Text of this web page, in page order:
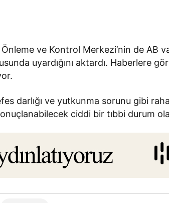
ve Kontrol Merkezi’nin de AB
uyardığını aktardı. Haberlere
darlığı ve yutkunma sorunu gibi
ciddi bir tıbbi durum